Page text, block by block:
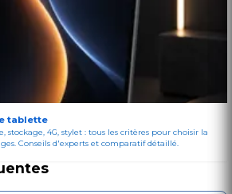
tablette
stockage, 4G, stylet : tous les critères pour choisir la
Conseils d'experts et comparatif détaillé.